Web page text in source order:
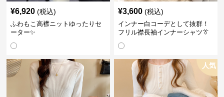
¥6,920 (税込)
ふわもこ高襟ニットゆったりセ
ーター✨
¥3,600 (税込)
インナー白コーデとして抜群！
フリル襟長袖インナーシャツ👔
人気